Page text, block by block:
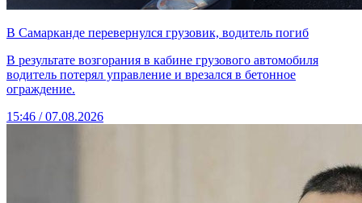
В Самарканде перевернулся грузовик, водитель погиб
В результате возгорания в кабине грузового автомобиля
водитель потерял управление и врезался в бетонное
ограждение.
15:46 / 07.08.2026